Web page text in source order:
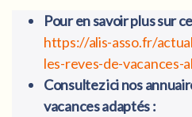
Pour en savoir plus sur
https://alis-asso.fr/
les-reves-de-
Consultez ici nos
vacances adaptés :